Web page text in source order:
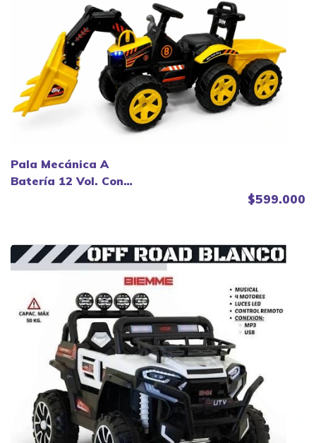
Pala Mecánica A
Batería 12 Vol. Con
$599.000